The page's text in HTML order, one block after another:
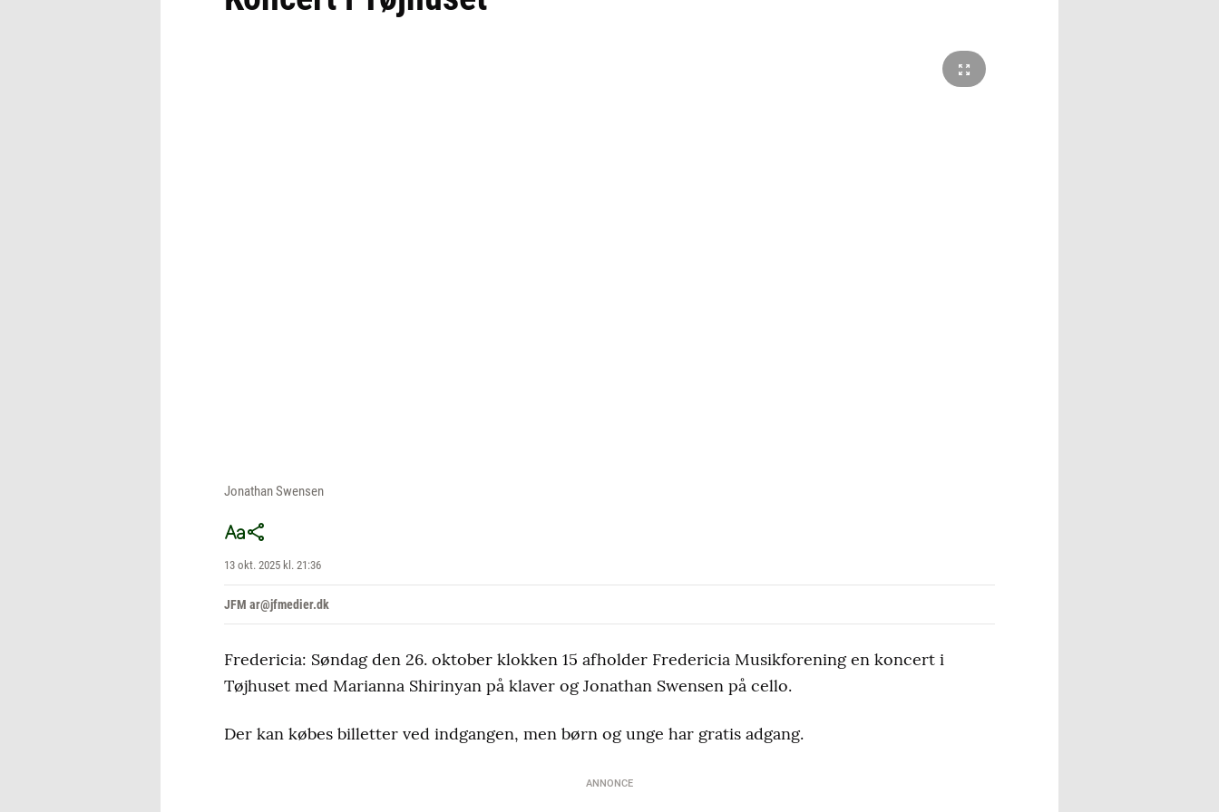
Jonathan Swensen
13 okt. 2025 kl. 21:36
JFM ar@jfmedier.dk
Fredericia: Søndag den 26. oktober klokken 15 afholder Fredericia Musikforening en koncert i
Tøjhuset med Marianna Shirinyan på klaver og Jonathan Swensen på cello.
Der kan købes billetter ved indgangen, men børn og unge har gratis adgang.
ANNONCE